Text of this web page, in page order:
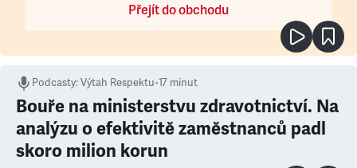
Přejít do obchodu
Podcasty:Výtah Respektu•17 minut
Bouře na ministerstvu zdravotnictví. Na
analýzu o efektivitě zaměstnanců padl
skoro milion korun